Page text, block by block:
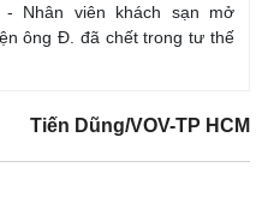
Infographic
- Nhân viên khách sạn mở
ông Đ. đã chết trong tư thế
Tiến Dũng/VOV-TP HCM